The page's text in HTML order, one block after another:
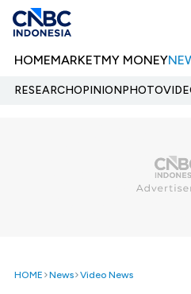
HOMEMARKETMY MONEY
RESEARCHOPINIONPHOTO
HOME News Video News